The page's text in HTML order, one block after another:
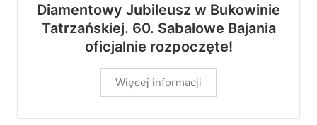
Diamentowy Jubileusz w Bukowinie
Tatrzańskiej. 60. Sabałowe Bajania
oficjalnie rozpoczęte!
Więcej informacji